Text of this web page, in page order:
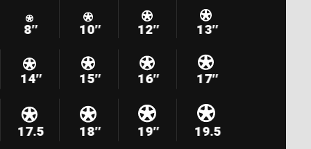
8″ 10″ 12″ 13″
14″ 15″ 16″ 17″
17.5 18″ 19″ 19.5